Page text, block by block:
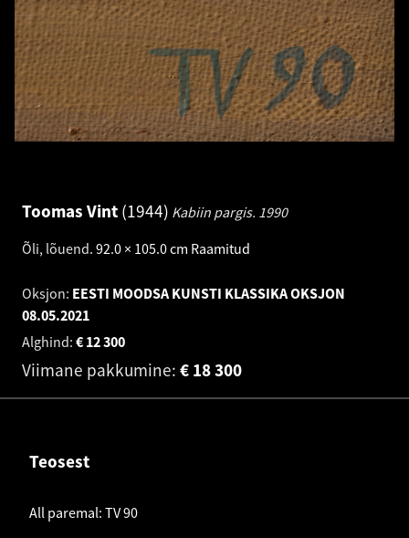
Toomas Vint 1944 Kabiin pargis. 1990
Õli, lõuend. 92.0 × 105.0 cm Raamitud
Oksjon: EESTI MOODSA KUNSTI KLASSIKA OKSJON
08.05.2021
Alghind:
12 300
€
Viimane pakkumine: 18 300
€
Teosest
All paremal: TV 90